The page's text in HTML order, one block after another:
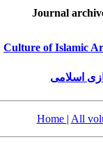
Journal
Culture of Islamic
اسلامی
Home | All